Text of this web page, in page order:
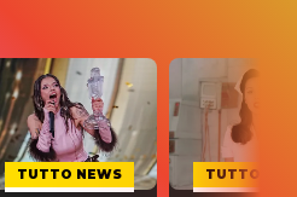
TUTTO NEWS TUTTO